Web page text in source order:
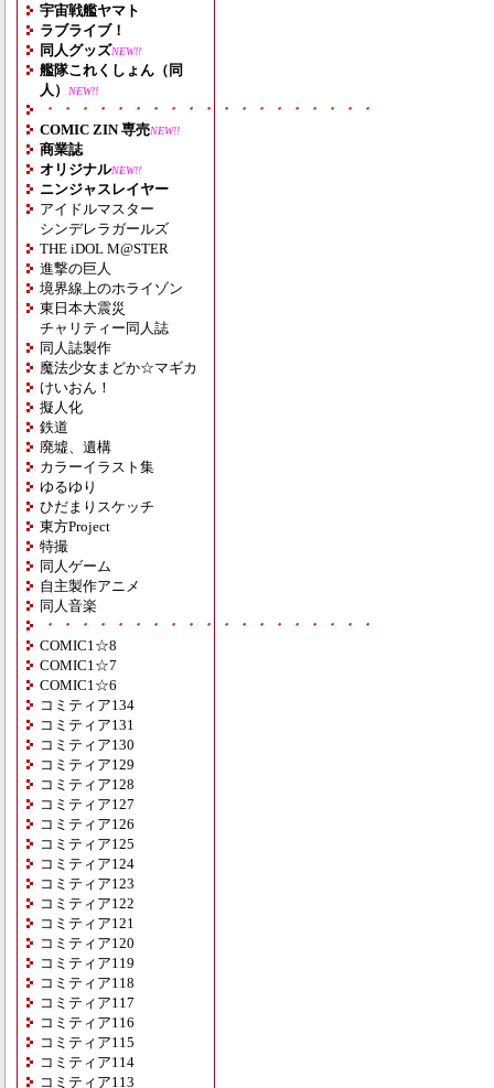
宇宙戦艦ヤマト
ラブライブ！
同人グッズNEW!!
艦隊これくしょん（同
人）
NEW!!
・・・・・・・・・・・・・・・・・・・
COMIC ZIN 専売NEW!!
商業誌
オリジナルNEW!!
ニンジャスレイヤー
アイドルマスター
シンデレラガールズ
THE iDOL M@STER
進撃の巨人
境界線上のホライゾン
東日本大震災
チャリティー同人誌
同人誌製作
魔法少女まどか☆マギカ
けいおん！
擬人化
鉄道
廃墟、遺構
カラーイラスト集
ゆるゆり
ひだまりスケッチ
東方Project
特撮
同人ゲーム
自主製作アニメ
同人音楽
・・・・・・・・・・・・・・・・・・・
COMIC1☆8
COMIC1☆7
COMIC1☆6
コミティア134
コミティア131
コミティア130
コミティア129
コミティア128
コミティア127
コミティア126
コミティア125
コミティア124
コミティア123
コミティア122
コミティア121
コミティア120
コミティア119
コミティア118
コミティア117
コミティア116
コミティア115
コミティア114
コミティア113